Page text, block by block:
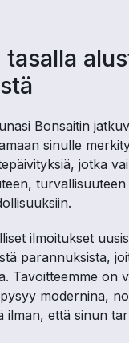
Bonsaitin
sinulle
jotka
turvallisuuteen
ilmoitukset
parannuksista,
Tavoitteemme on
modernina,
ilman, että sinun